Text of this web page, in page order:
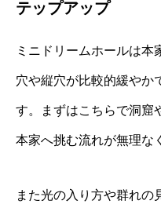
テップアップ
ミニドリームホールは本
穴や縦穴が比較的緩やか
す。まずはこちらで洞窟
本家へ挑む流れが無理な
また光の入り方や群れの